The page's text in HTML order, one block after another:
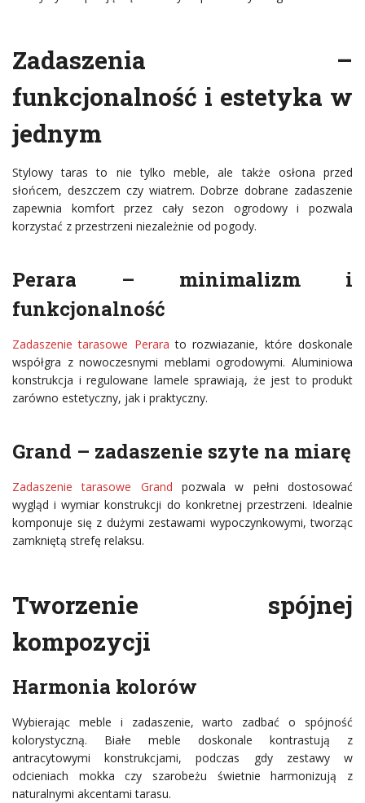
Zadaszenia –
funkcjonalność i estetyka w
jednym
Stylowy taras to nie tylko meble, ale także osłona przed
słońcem, deszczem czy wiatrem. Dobrze dobrane zadaszenie
zapewnia komfort przez cały sezon ogrodowy i pozwala
korzystać z przestrzeni niezależnie od pogody.
Perara – minimalizm i
funkcjonalność
Zadaszenie tarasowe Perara to rozwiazanie, które doskonale
współgra z nowoczesnymi meblami ogrodowymi. Aluminiowa
konstrukcja i regulowane lamele sprawiają, że jest to produkt
zarówno estetyczny, jak i praktyczny.
Grand – zadaszenie szyte na miarę
Zadaszenie tarasowe Grand pozwala w pełni dostosować
wygląd i wymiar konstrukcji do konkretnej przestrzeni. Idealnie
komponuje się z dużymi zestawami wypoczynkowymi, tworząc
zamkniętą strefę relaksu.
Tworzenie spójnej
kompozycji
Harmonia kolorów
Wybierając meble i zadaszenie, warto zadbać o spójność
kolorystyczną. Białe meble doskonale kontrastują z
antracytowymi konstrukcjami, podczas gdy zestawy w
odcieniach mokka czy szarobeżu świetnie harmonizują z
naturalnymi akcentami tarasu.